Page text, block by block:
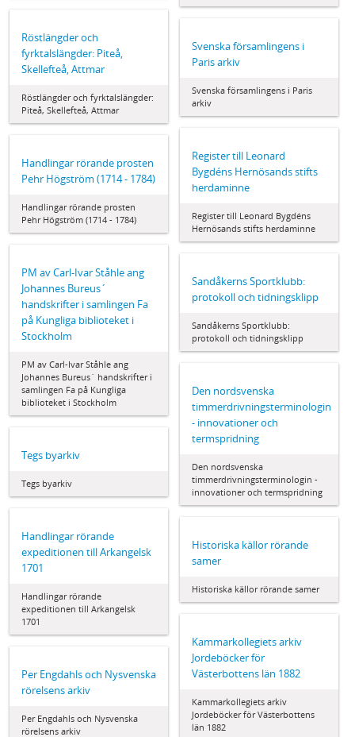
Röstlängder och
fyrktalslängder: Piteå,
Skellefteå, Attmar
Röstlängder och fyrktalslängder:
Piteå, Skellefteå, Attmar
Svenska församlingens i
Paris arkiv
Svenska församlingens i Paris
arkiv
Register till Leonard
Bygdéns Hernösands stifts
herdaminne
Register till Leonard Bygdéns
Hernösands stifts herdaminne
Handlingar rörande prosten
Pehr Högström (1714 - 1784)
Handlingar rörande prosten
Pehr Högström (1714 - 1784)
PM av Carl-Ivar Ståhle ang
Johannes Bureus´
handskrifter i samlingen Fa
på Kungliga biblioteket i
Stockholm
PM av Carl-Ivar Ståhle ang
Johannes Bureus´ handskrifter i
samlingen Fa på Kungliga
biblioteket i Stockholm
Sandåkerns Sportklubb:
protokoll och tidningsklipp
Sandåkerns Sportklubb:
protokoll och tidningsklipp
Den nordsvenska
timmerdrivningsterminologin
- innovationer och
termspridning
Den nordsvenska
timmerdrivningsterminologin -
innovationer och termspridning
Tegs byarkiv
Tegs byarkiv
Handlingar rörande
expeditionen till Arkangelsk
1701
Handlingar rörande
expeditionen till Arkangelsk
1701
Historiska källor rörande
samer
Historiska källor rörande samer
Kammarkollegiets arkiv
Jordeböcker för
Västerbottens län 1882
Kammarkollegiets arkiv
Jordeböcker för Västerbottens
län 1882
Per Engdahls och Nysvenska
rörelsens arkiv
Per Engdahls och Nysvenska
rörelsens arkiv